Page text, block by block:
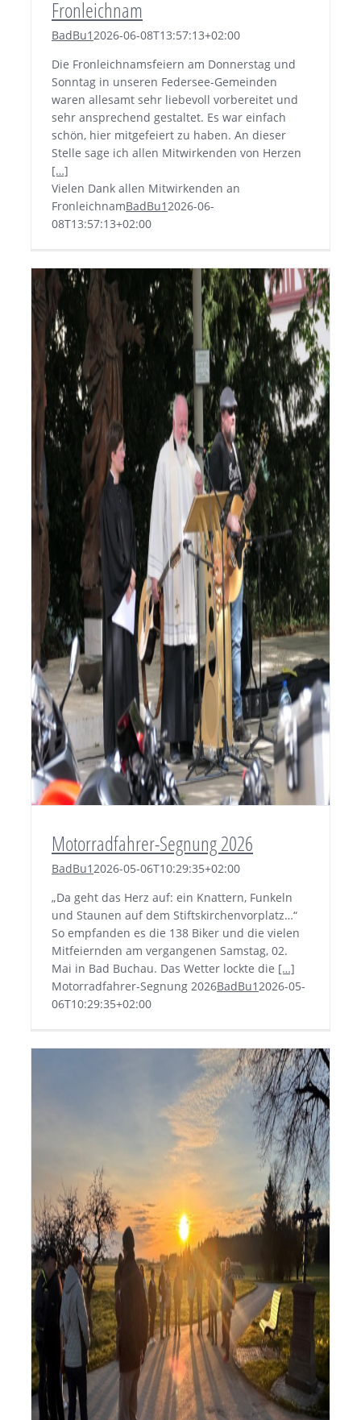
Fronleichnam
BadBu12026-06-08T13:57:13+02:00
Die Fronleichnamsfeiern am Donnerstag und
Sonntag in unseren Federsee-Gemeinden
waren allesamt sehr liebevoll vorbereitet und
sehr ansprechend gestaltet. Es war einfach
schön, hier mitgefeiert zu haben. An dieser
Stelle sage ich allen Mitwirkenden von Herzen
[…]
Vielen Dank allen Mitwirkenden an
FronleichnamBadBu12026-06-
08T13:57:13+02:00
Motorradfahrer-Segnung 2026
BadBu12026-05-06T10:29:35+02:00
„Da geht das Herz auf: ein Knattern, Funkeln
und Staunen auf dem Stiftskirchenvorplatz…“
So empfanden es die 138 Biker und die vielen
Mitfeiernden am vergangenen Samstag, 02.
Mai in Bad Buchau. Das Wetter lockte die […]
Motorradfahrer-Segnung 2026BadBu12026-05-
06T10:29:35+02:00